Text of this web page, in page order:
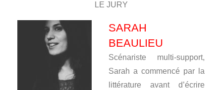
LE JURY
SARAH
BEAULIEU
Scénariste multi-support,
Sarah a commencé par la
littérature avant d’écrire